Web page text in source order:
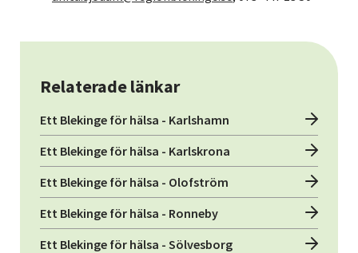
Relaterade länkar
Ett Blekinge för hälsa - Karlshamn
Ett Blekinge för hälsa - Karlskrona
Ett Blekinge för hälsa - Olofström
Ett Blekinge för hälsa - Ronneby
Ett Blekinge för hälsa - Sölvesborg